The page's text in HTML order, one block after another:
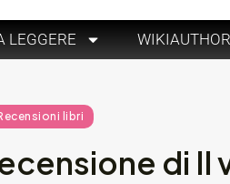
LEGGERE WIKIAUTHOR
libri
di Il